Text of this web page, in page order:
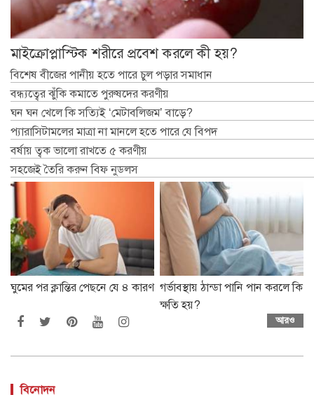
মাইক্রোপ্লাস্টিক শরীরে প্রবেশ করলে কী হয়?
বিশেষ বীজের পানীয় হতে পারে চুল পড়ার সমাধান
বন্ধ্যত্বের ঝুঁকি কমাতে পুরুষদের করণীয়
ঘন ঘন খেলে কি সত্যিই ‘মেটাবলিজম’ বাড়ে?
প্যারাসিটামলের মাত্রা না মানলে হতে পারে যে বিপদ
বর্ষায় ত্বক ভালো রাখতে ৫ করণীয়
সহজেই তৈরি করুন বিফ নুডলস
ঘুমের পর ক্লান্তির পেছনে যে ৪ কারণ গর্ভাবস্থায় ঠান্ডা পানি পান করলে কি
ক্ষতি হয়?
আরও
বিনোদন